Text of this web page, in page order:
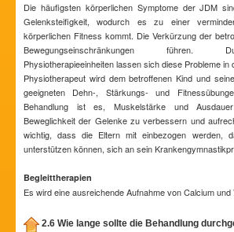
Die häufigsten körperlichen Symptome der JDM
Gelenksteifigkeit, wodurch es zu einer
körperlichen Fitness kommt. Die Verkürzung der
Bewegungseinschränkungen führen.
Physiotherapieeinheiten lassen sich diese Probleme
Physiotherapeut wird dem betroffenen Kind und
geeigneten Dehn-, Stärkungs- und
Behandlung ist es, Muskelstärke und
Beweglichkeit der Gelenke zu verbessern und
wichtig, dass die Eltern mit einbezogen werden,
unterstützen können, sich an sein
Begleittherapien
Es wird eine ausreichende Aufnahme von Calcium und
2.6 Wie lange sollte die Behandlung